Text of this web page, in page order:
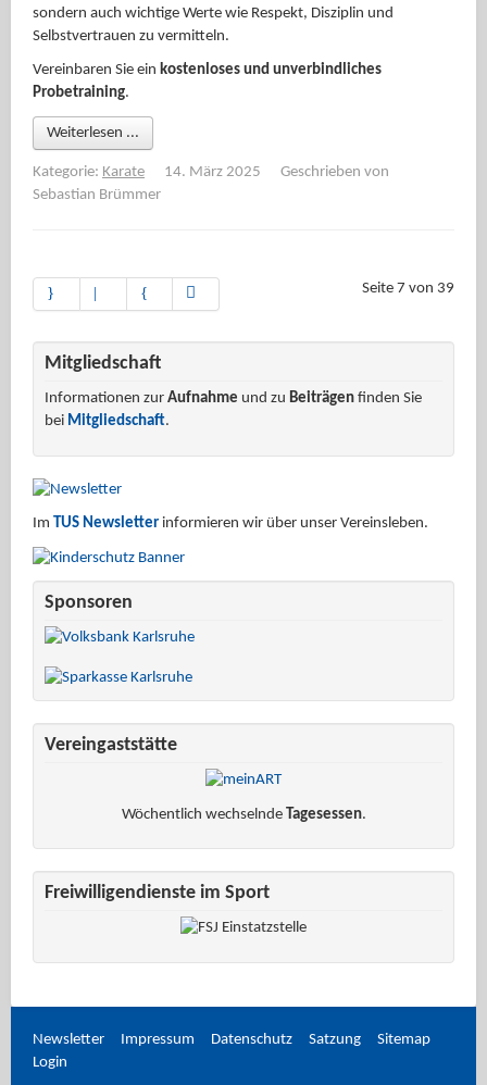
sondern auch wichtige Werte wie Respekt, Disziplin und
Selbstvertrauen zu vermitteln.
Vereinbaren Sie ein kostenloses und unverbindliches
Probetraining.
Weiterlesen ...
Kategorie: Karate 14. März 2025
Geschrieben von
Sebastian Brümmer
Seite 7 von 39
Mitgliedschaft
Informationen zur Aufnahme und zu Beiträgen finden Sie
bei Mitgliedschaft.
Im TUS Newsletter informieren wir über unser Vereinsleben.
Sponsoren
Vereingaststätte
Wöchentlich wechselnde Tagesessen.
Freiwilligendienste im Sport
Newsletter Impressum Datenschutz Satzung
Sitemap
Login